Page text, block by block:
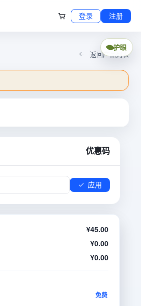
登录 注册
返回产品列表
优惠码
应用
¥45.00
¥0.00
¥0.00
免费
护眼